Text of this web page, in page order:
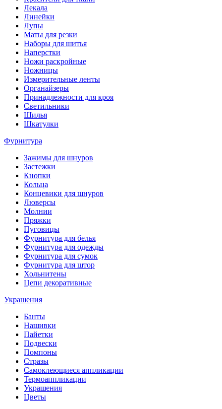
Лекала
Линейки
Лупы
Маты для резки
Наборы для шитья
Наперстки
Ножи раскройные
Ножницы
Измерительные ленты
Органайзеры
Принадлежности для кроя
Светильники
Шилья
Шкатулки
Фурнитура
Зажимы для шнуров
Застежки
Кнопки
Кольца
Концевики для шнуров
Люверсы
Молнии
Пряжки
Пуговицы
Фурнитура для белья
Фурнитура для одежды
Фурнитура для сумок
Фурнитура для штор
Хольнитены
Цепи декоративные
Украшения
Банты
Нашивки
Пайетки
Подвески
Помпоны
Стразы
Самоклеющиеся аппликации
Термоаппликации
Украшения
Цветы